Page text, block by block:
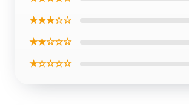
★★★☆☆
★★☆☆☆
★☆☆☆☆